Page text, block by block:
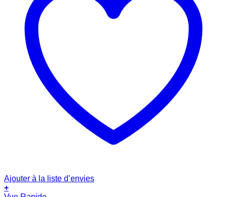
Ajouter à la liste d’envies
+